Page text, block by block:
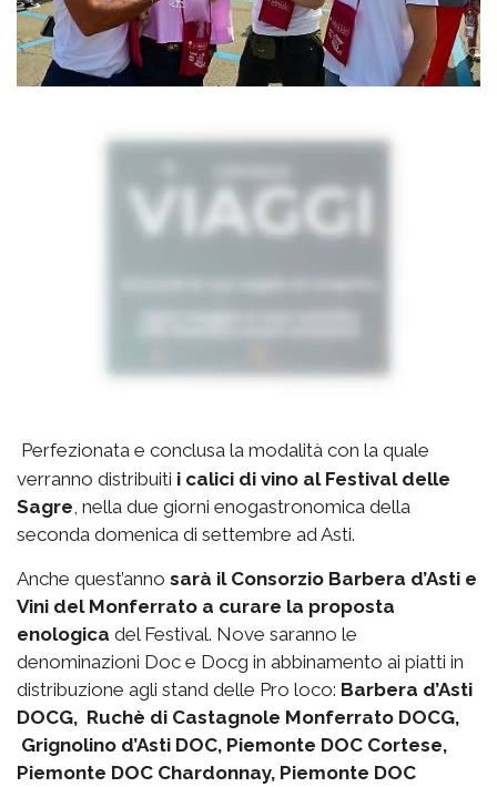
Perfezionata e conclusa la modalità con la quale
verranno distribuiti i calici di vino al Festival delle
Sagre , nella due giorni enogastronomica della
seconda domenica di settembre ad Asti.
Anche quest’anno sarà il Consorzio Barbera d’Asti e
Vini del Monferrato a curare la proposta
enologica del Festival. Nove saranno le
denominazioni Doc e Docg in abbinamento ai piatti in
distribuzione agli stand delle Pro loco: Barbera d’Asti
DOCG, Ruchè di Castagnole Monferrato DOCG,
Grignolino d’Asti DOC, Piemonte DOC Cortese,
Piemonte DOC Chardonnay, Piemonte DOC